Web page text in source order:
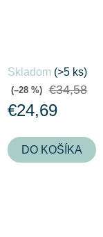
Skladom (>5 ks)
€24,69
€34,58
(–28 %)
DO KOŠÍKA